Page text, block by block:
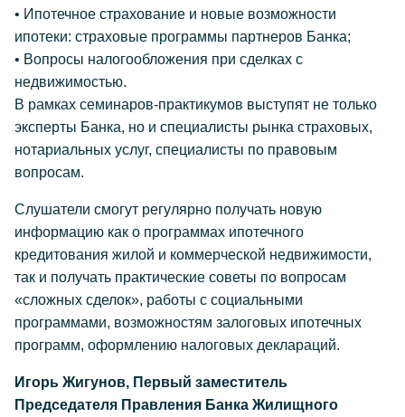
• Ипотечное страхование и новые возможности
ипотеки: страховые программы партнеров Банка;
• Вопросы налогообложения при сделках с
недвижимостью.
В рамках семинаров-практикумов выступят не только
эксперты Банка, но и специалисты рынка страховых,
нотариальных услуг, специалисты по правовым
вопросам.
Слушатели смогут регулярно получать новую
информацию как о программах ипотечного
кредитования жилой и коммерческой недвижимости,
так и получать практические советы по вопросам
«сложных сделок», работы с социальными
программами, возможностям залоговых ипотечных
программ, оформлению налоговых деклараций.
Игорь Жигунов, Первый заместитель
Председателя Правления Банка Жилищного